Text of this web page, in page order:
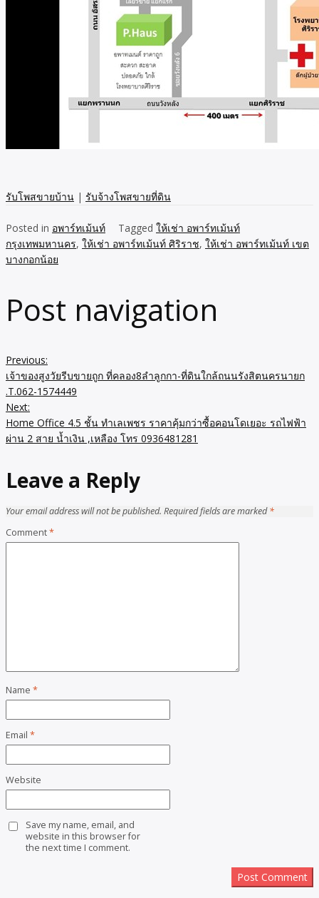
รับโพสขายบ้าน | รับจ้างโพสขายที่ดิน
Posted in อพาร์ทเม้นท์ Tagged ให้เช่า อพาร์ทเม้นท์
กรุงเทพมหานคร, ให้เช่า อพาร์ทเม้นท์ ศิริราช, ให้เช่า อพาร์ทเม้นท์ เขต
บางกอกน้อย
Post navigation
Previous:
เจ้าของสูงวัยรีบขายถูก ที่คลอง8ลำลูกกา-ที่ดินใกล้ถนนรังสิตนครนายก
.T.062-1574449
Next:
Home Office 4.5 ชั้น ทำเลเพชร ราคาคุ้มกว่าซื้อคอนโดเยอะ รถไฟฟ้า
ผ่าน 2 สาย น้ำเงิน ,เหลือง โทร 0936481281
Leave a Reply
Your email address will not be published. Required fields are marked*
Comment*
Name *
Email *
Website
Save my name, email, and
website in this browser for
the next time I comment.